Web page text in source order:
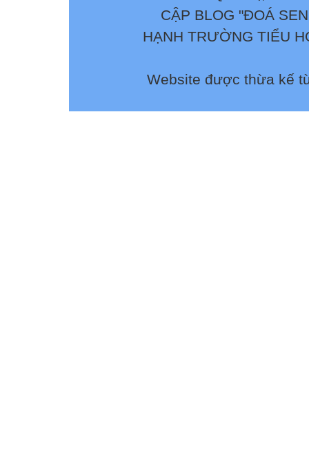
CẬP BLOG "ĐOÁ
HẠNH TRƯỜNG TIỂU
Website được thừa kế